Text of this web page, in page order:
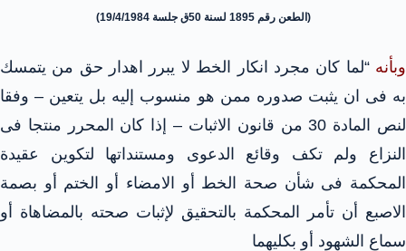
(الطعن رقم 1895 لسنة 50ق جلسة 19/4/1984)
وبأنه “لما كان مجرد انكار الخط لا يبرر اهدار حق من يتمسك
به فى ان يثبت صدوره ممن هو منسوب إليه بل يتعين – وفقا
لنص المادة 30 من قانون الاثبات – إذا كان المحرر منتجا فى
النزاع ولم تكف وقائع الدعوى ومستنداتها لتكوين عقيدة
المحكمة فى شأن صحة الخط أو الامضاء أو الختم أو بصمة
الاصبع أن تأمر المحكمة بالتحقيق لإثبات صحته بالمضاهاة أو
سماع الشهود أو بكليهما